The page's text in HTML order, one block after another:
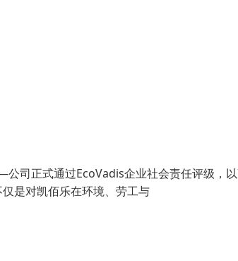
司正式通过EcoVadis企业社会责任评级，
是对凯佰乐在环境、劳工与